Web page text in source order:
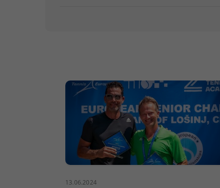
13.06.2024